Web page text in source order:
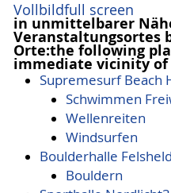
Vollbildfull screen
in unmittelbarer
Veranstaltungsortes
Orte:the following
immediate vicinity of
Supremesurf Beach
Schwimmen
Wellenreiten
Windsurfen
Boulderhalle
Bouldern